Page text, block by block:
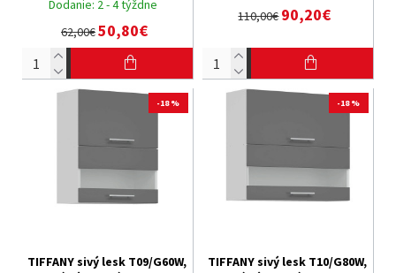
Dodanie: 2 - 4 týždne
62,00€50,80€
110,00€90,20€
-18 %
TIFFANY sivý lesk T09/G60W,
-18 %
TIFFANY sivý lesk T10/G80W,